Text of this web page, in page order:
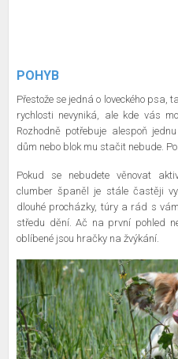
POHYB
Přestože se jedná o loveckého psa,
rychlosti nevyniká, ale kde vás
Rozhodně potřebuje alespoň
dům nebo blok mu stačit nebude.
Pokud se nebudete věnovat
clumber španěl je stále častěji
dlouhé procházky, túry a rád s
středu dění. Ač na první pohled
oblíbené jsou hračky na žvýkání.